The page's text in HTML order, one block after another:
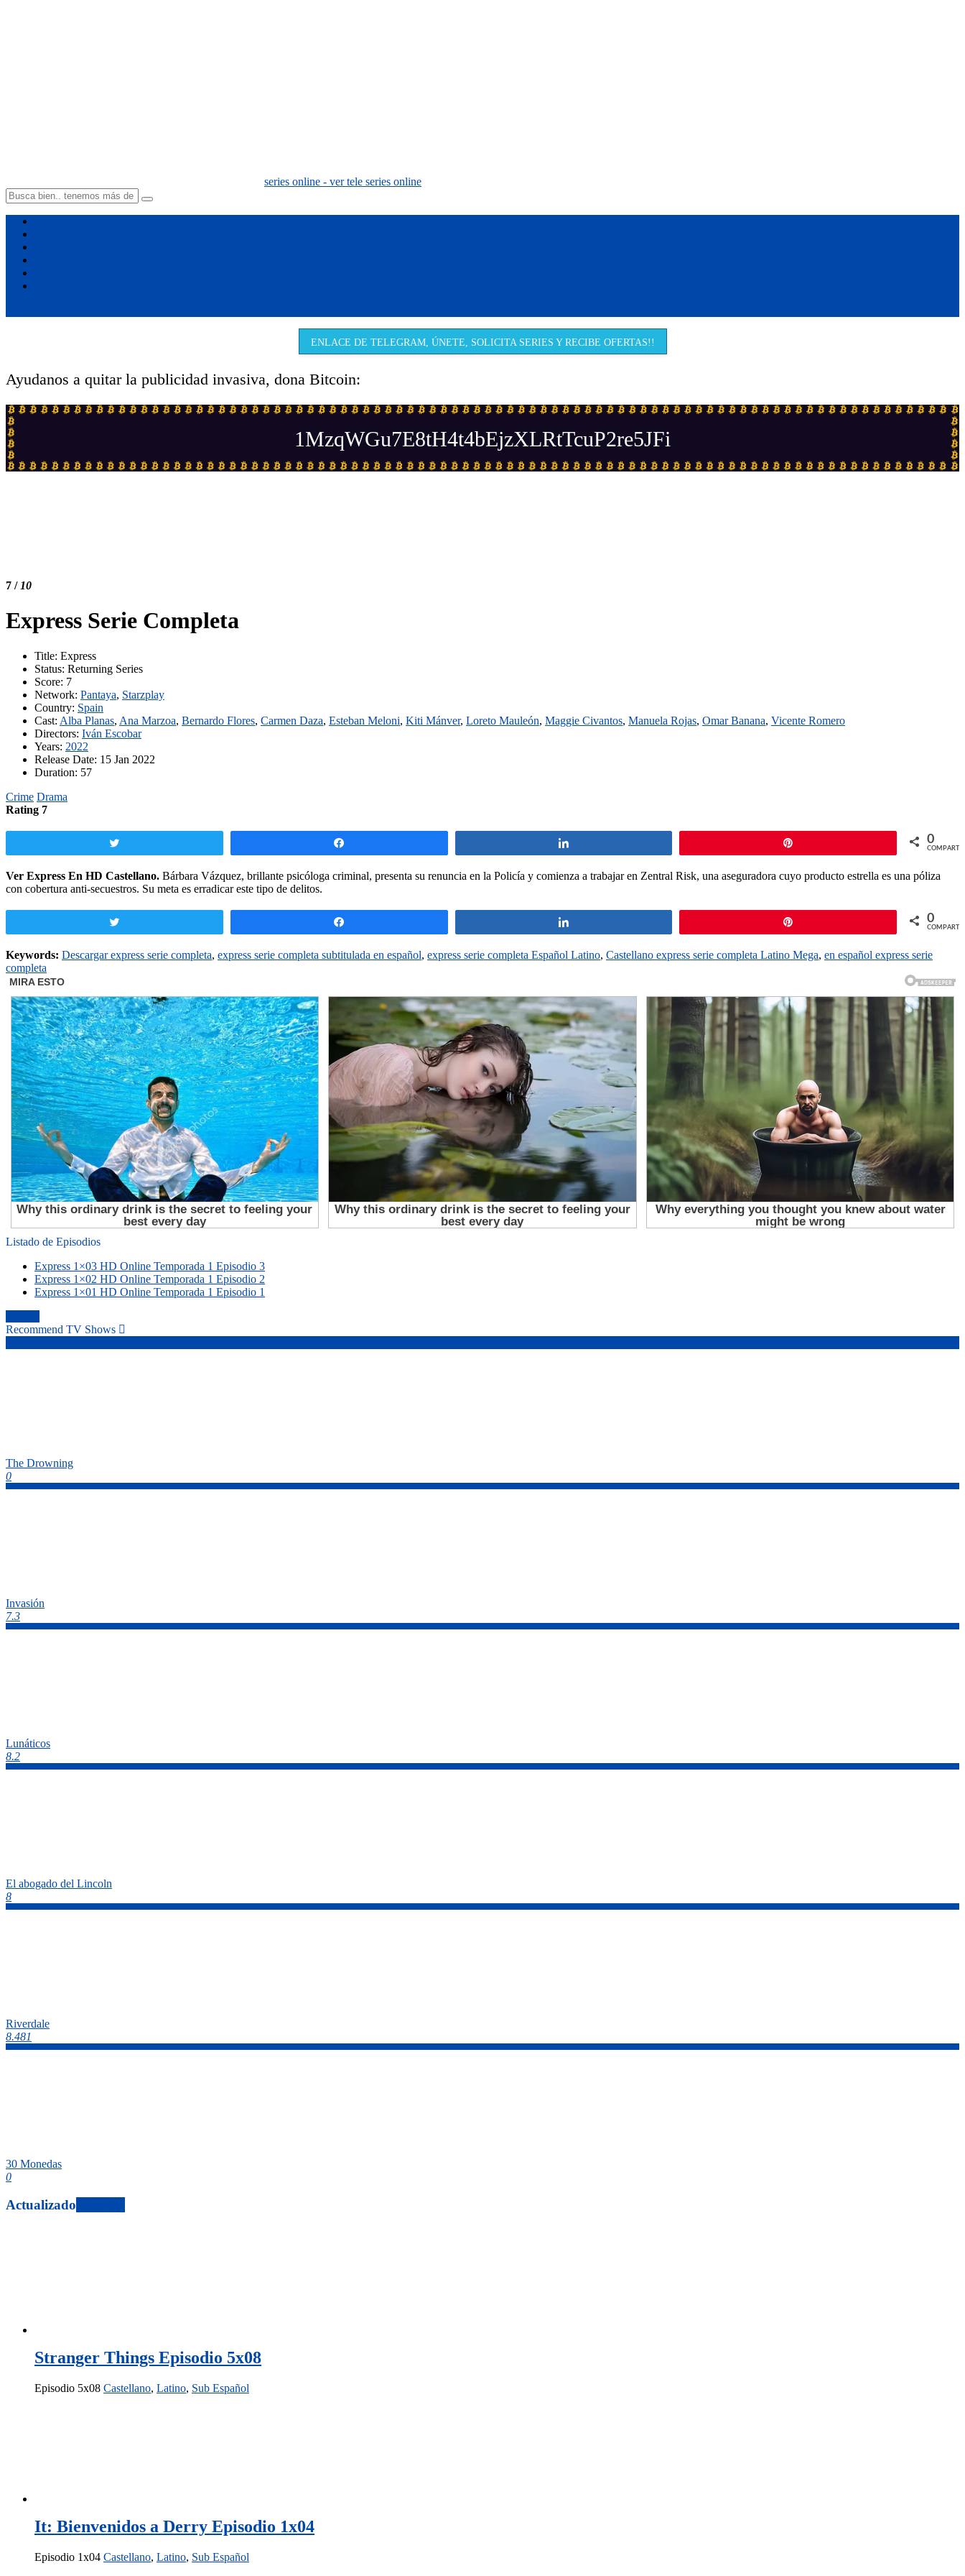
series online - ver tele series online
ENLACE DE TELEGRAM, ÚNETE, SOLICITA SERIES Y RECIBE OFERTAS!!
Ayudanos a quitar la publicidad invasiva, dona Bitcoin:
1MzqWGu7E8tH4t4bEjzXLRtTcuP2re5JFi
7 / 10
Express Serie Completa
Title: Express
Status: Returning Series
Score: 7
Network: Pantaya, Starzplay
Country: Spain
Cast: Alba Planas, Ana Marzoa, Bernardo Flores, Carmen Daza, Esteban Meloni, Kiti Mánver, Loreto Mauleón, Maggie Civantos, Manuela Rojas, Omar Banana, Vicente Romero
Directors: Iván Escobar
Years: 2022
Release Date: 15 Jan 2022
Duration: 57
Crime Drama
Rating 7
0
COMPARTIR
Ver Express En HD Castellano. Bárbara Vázquez, brillante psicóloga criminal, presenta su renuncia en la Policía y comienza a trabajar en Zentral Risk, una aseguradora cuyo producto estrella es una póliza
con cobertura anti-secuestros. Su meta es erradicar este tipo de delitos.
0
COMPARTIR
Keywords: Descargar express serie completa, express serie completa subtitulada en español, express serie completa Español Latino, Castellano express serie completa Latino Mega, en español express serie
completa
Listado de Episodios
Express 1×03 HD Online Temporada 1 Episodio 3
Express 1×02 HD Online Temporada 1 Episodio 2
Express 1×01 HD Online Temporada 1 Episodio 1
Recommend TV Shows
The Drowning
0
Invasión
7.3
Lunáticos
8.2
El abogado del Lincoln
8
Riverdale
8.481
30 Monedas
0
Actualizado
Stranger Things Episodio 5x08
Episodio 5x08 Castellano, Latino, Sub Español
It: Bienvenidos a Derry Episodio 1x04
Episodio 1x04 Castellano, Latino, Sub Español